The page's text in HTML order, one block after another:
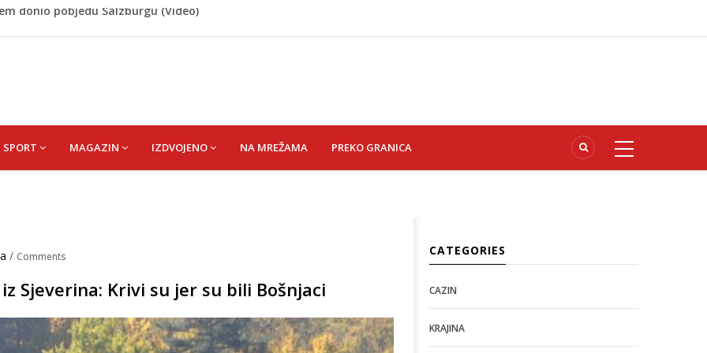
obilježena 31. godišnjica deblokade Unsko-sanskog
Vatrogasci nadljudskim naporima spriječili veću
donio pobjedu Salzburgu (Video)
SPORT MAGAZIN IZDVOJENO NA MREŽAMA PREKO GRANICA
/ Comments
Sjeverina: Krivi su jer su bili Bošnjaci
CATEGORIES
CAZIN
KRAJINA